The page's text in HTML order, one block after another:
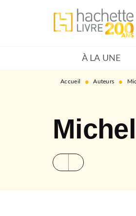
MENU
À LA UNE
Accueil • Auteurs •